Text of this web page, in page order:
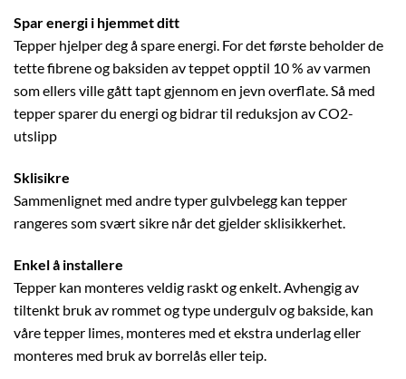
Spar energi i hjemmet ditt
Tepper hjelper deg å spare energi. For det første beholder de
tette fibrene og baksiden av teppet opptil 10 % av varmen
som ellers ville gått tapt gjennom en jevn overflate. Så med
tepper sparer du energi og bidrar til reduksjon av CO2-
utslipp
Sklisikre
Sammenlignet med andre typer gulvbelegg kan tepper
rangeres som svært sikre når det gjelder sklisikkerhet.
Enkel å installere
Tepper kan monteres veldig raskt og enkelt. Avhengig av
tiltenkt bruk av rommet og type undergulv og bakside, kan
våre tepper limes, monteres med et ekstra underlag eller
monteres med bruk av borrelås eller teip.